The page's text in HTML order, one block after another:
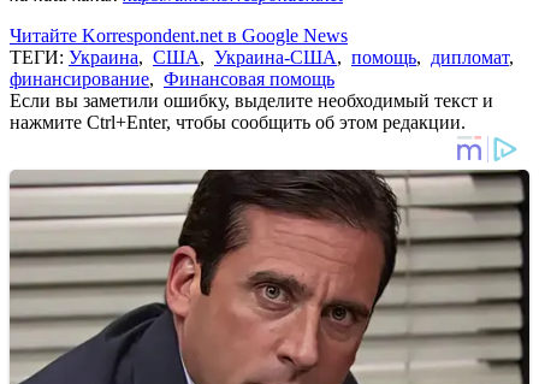
Читайте Korrespondent.net в Google News
ТЕГИ: Украина, США, Украина-США, помощь, дипломат,
финансирование, Финансовая помощь
Если вы заметили ошибку, выделите необходимый текст и
нажмите Ctrl+Enter, чтобы сообщить об этом редакции.